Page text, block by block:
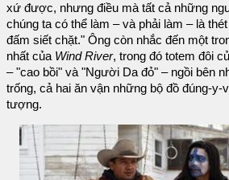
xứ được, nhưng điều mà tất cả những
chúng ta có thể làm – và phải làm – là
đấm siết chặt." Ông còn nhắc đến một
nhất của Wind River, trong đó totem đôi
– "cao bồi" và "Người Da đỏ" – ngồi bên
trống, cả hai ăn vận những bộ đồ đúng-
tượng.